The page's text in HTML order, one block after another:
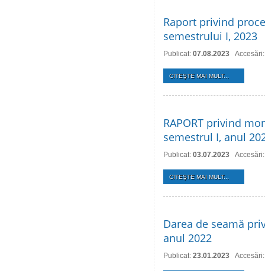
Raport privind
semestrului I, 2023
Publicat: 07.08.2023
CITEŞTE MAI MULT...
RAPORT privind
semestrul I, anul
Publicat: 03.07.2023
CITEŞTE MAI MULT...
Darea de seamă
anul 2022
Publicat: 23.01.2023